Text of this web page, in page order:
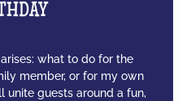
what to do for the
member, or for my own
unite guests around a fun,